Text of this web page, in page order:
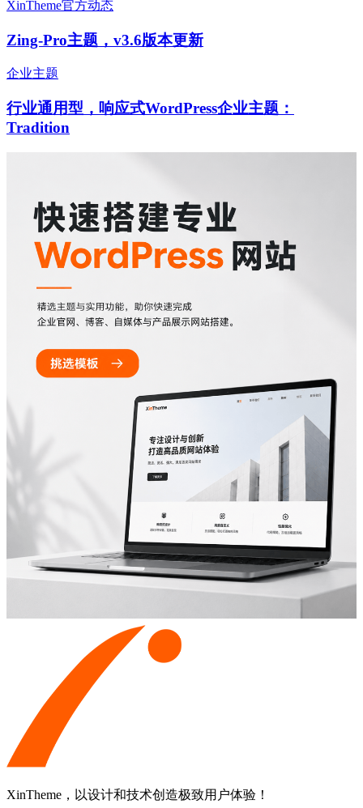
XinTheme官方动态
Zing-Pro主题，v3.6版本更新
企业主题
行业通用型，响应式WordPress企业主题：
Tradition
XinTheme，以设计和技术创造极致用户体验！